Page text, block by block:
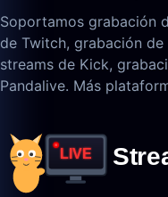
Soportamos grabación
de Twitch, grabación
streams de Kick,
Pandalive. Más